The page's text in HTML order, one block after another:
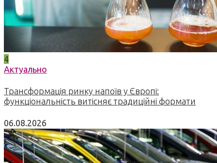
4
Актуально
Трансформація ринку напоїв у Європі:
функціональність витісняє традиційні формати
06.08.2026